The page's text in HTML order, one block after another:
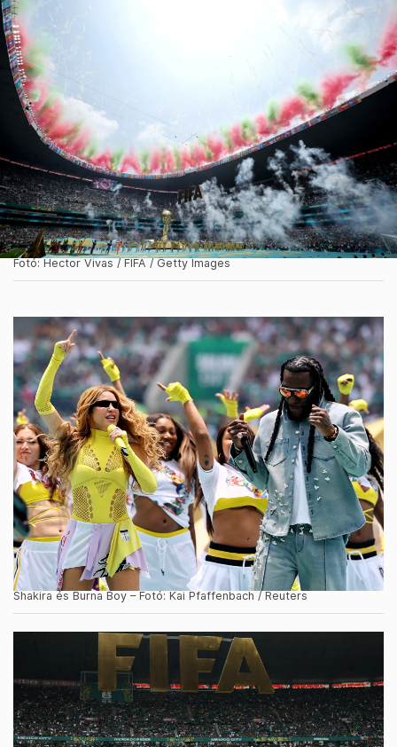
Fotó: Hector Vivas / FIFA / Getty Images
Shakira és Burna Boy – Fotó: Kai Pfaffenbach / Reuters